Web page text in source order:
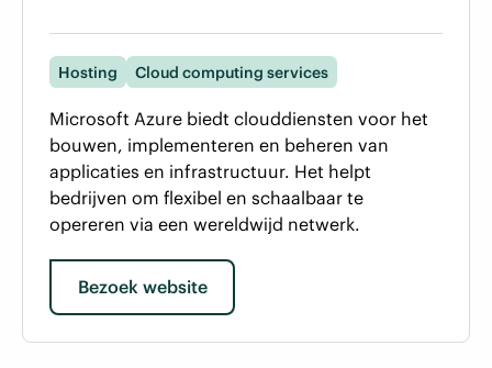
Hosting Cloud computing services
Microsoft Azure biedt clouddiensten voor het
bouwen, implementeren en beheren van
applicaties en infrastructuur. Het helpt
bedrijven om flexibel en schaalbaar te
opereren via een wereldwijd netwerk.
Bezoek website